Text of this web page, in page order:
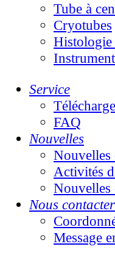
Tube à
Cryotubes
Histologie
Service
FAQ
Nouvelles
Nouvelles
Activités
Nouvelles
Nous contacter
Message